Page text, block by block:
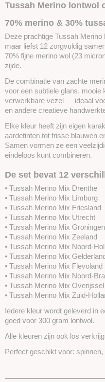
Tussah Merino lontwol
70% merino & 30%
Deze prachtige Tussah
maar liefst 12 zorgvuldig
70% fijne merino wol (23
zijde.
De combinatie van zachte
voor een subtiele glans, mooie
verwerkbare vezel — ideaal
en andere creatieve
Elke kleur heeft zijn eigen
aardetinten tot frisse blauwen
Samen vormen ze een
eindeloos kunt combineren.
De set bevat 12
• Tussah Merino Mix Drenthe
• Tussah Merino Mix Limburg
• Tussah Merino Mix Friesland
• Tussah Merino Mix Utrecht
• Tussah Merino Mix Groningen
• Tussah Merino Mix Zeeland
• Tussah Merino Mix Noord-
• Tussah Merino Mix
• Tussah Merino Mix Flevoland
• Tussah Merino Mix Noord-
• Tussah Merino Mix Overijssel
• Tussah Merino Mix Zuid-
Iedere kleur wordt geleverd in
goed voor 300 gram lontwol.
Alle kleuren zijn ook los
Perfect geschikt voor: